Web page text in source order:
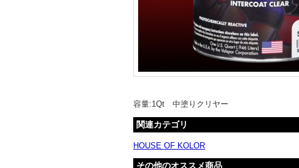
容量:1Qt 中塗りクリヤー
関連カテゴリ
HOUSE OF KOLOR
その他のオススメ商品